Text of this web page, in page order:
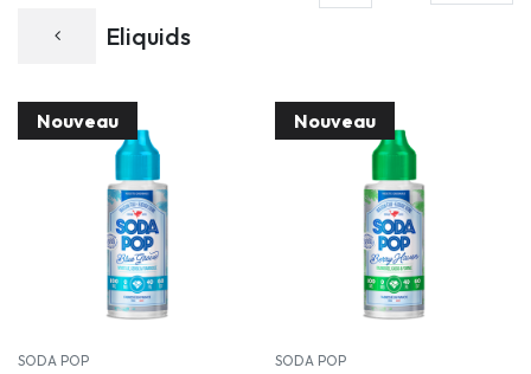
Eliquids
Nouveau
SODA POP
Nouveau
SODA POP